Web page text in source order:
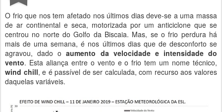
O frio que nos tem afetado nos últimos dias deve-se a uma massa
de ar continental e seca, motorizada por um anticiclone que se
centrou no norte do Golfo da Biscaia. Mas, se o frio perdura há
mais de uma semana, é nos últimos dias que de desconforto se
agravou, dado oaumento da velocidade e intensidade do
vento. Esta aliança entre o vento e o frio tem um nome técnico,
wind chill, e é passível de ser calculada, com recurso aos valores
daquelas variáveis.